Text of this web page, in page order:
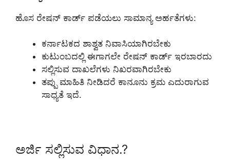
ಹೊಸ ರೇಷನ್ ಕಾರ್ಡ್ ಪಡೆಯಲು ಸಾಮಾನ್ಯ ಅರ್ಹತೆಗಳು:
ಕರ್ನಾಟಕದ ಶಾಶ್ವತ ನಿವಾಸಿಯಾಗಿರಬೇಕು
ಕುಟುಂಬದಲ್ಲಿ ಈಗಾಗಲೇ ರೇಷನ್ ಕಾರ್ಡ್ ಇರಬಾರದು
ಸಲ್ಲಿಸುವ ದಾಖಲೆಗಳು ನಿಖರವಾಗಿರಬೇಕು
ತಪ್ಪು ಮಾಹಿತಿ ನೀಡಿದರೆ ಕಾನೂನು ಕ್ರಮ ಎದುರಾಗುವ
ಸಾಧ್ಯತೆ ಇದೆ.
ಅರ್ಜಿ ಸಲ್ಲಿಸುವ ವಿಧಾನ.?